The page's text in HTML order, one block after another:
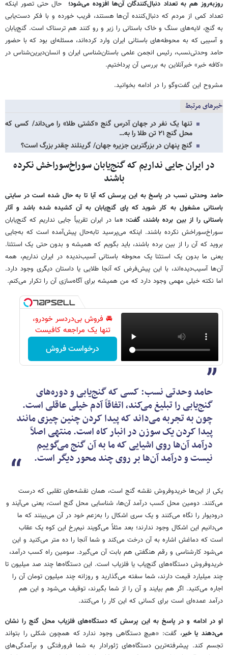
روزبه‌روز هم به تعداد دنبال‌کنندگان آن‌ها افزوده می‌شود؛ حال حتی تصور اینکه
تعداد کمی از مردم که دنبال‌کننده آن‌ها هستند، فریب خورده و با فکر دست‌یابی
به گنج، لایه‌های سنگ و خاک باستانی را زیر و رو کنند هم ترسناک است. گنج‌یابان
و آسیبی که به محوطه‌های باستانی ایران وارد کرده‌اند، مسئله‌ای بود که با حضور
حامد وحدتی‌نسب، رئیس انجمن علمی باستان‌شناسی ایران و انسان‌دیرین‌شناس در
«کافه خبر» خبرآنلاین به بررسی آن‌ پرداختیم.
مشروح این گفت‌وگو را در ادامه بخوانید.
خبرهای مرتبط
تنها یک نفر در جهان آدرس گنج «کشتی طلا» را می‌داند/ کسی که
محل گنج ۲۱ تن طلا را به…
گنج پنهان در بزرگترین جزیره جهان/ گرینلند چقدر بزرگ است؟
در ایران جایی نداریم که گنج‌یابان سوراخ‌سوراخش نکرده
باشند
حامد وحدتی نسب در پاسخ به این پرسش که آیا تا به حال شده است در سایتی
باستانی مشغول به کار شوید که پای گنج‌یابان به آن کشیده شده باشد و آثار
باستانی را از بین برده باشند، گفت: «ما در ایران تقریباً جایی نداریم که گنج‌یابان
سوراخ‌سوراخش نکرده باشند. اینکه می‌پرسید تابه‌حال پیش‌آمده است که به‌جایی
بروید که آن را از بین برده باشند، باید بگویم که همیشه و بدون حتی یک استثنا.
یعنی ما بدون یک استثنا یک محوطه باستانی آسیب‌ندیده در ایران نداریم، همه
آن‌ها آسیب‌دیده‌اند، با این پیش‌فرض که آنجا طلایی یا داستان دیگری وجود دارد.
اما نکته خیلی مهمی وجود دارد که من همیشه برای آگاه‌سازی آن را تکرار می‌کنم.
🚘 فروش بی‌دردسر خودرو،
تنها یک مراجعه کافیست
درخواست فروش
حامد وحدتی نسب: کسی که گنج‌یابی و دوره‌های
گنج‌یابی را تبلیغ می‌کند، اتفاقاً آدم خیلی عاقلی است.
چون به تجربه می‌داند که پیدا کردن چنین چیزی مانند
پیدا کردن یک سوزن در انبار کاه است. منتهی اصلاً
درآمد آن‌ها روی اشیایی که ما به آن گنج می‌گوییم
نیست و درآمد آن‌ها بر روی چند محور دیگر است.
یکی از این‌ها خریدوفروش نقشه گنج است، همان نقشه‌های تقلبی که درست
می‌کنند. دومین محل کسب درآمد آن‌ها، شناسایی محل گنج است، یعنی می‌آیند و
درودیوار را نگاه می‌کنند و یک سری اشکال را به‌زعم خود در آن می‌بینند که ما
می‌دانیم این اشکال وجود ندارند؛ بعد مثلاً می‌گویند نیم‌رخ این کوه یک عقاب
است که دماغش اشاره به آن درخت می‌کند و شما آنجا را ده متر می‌کنید و این
می‌شود کارشناسی و رقم هنگفتی هم بابت آن می‌گیرد. سومین راه کسب درآمد،
خریدوفروش دستگاه‌های گنج‌یاب یا فلزیاب است. این دستگاه‌ها چند صد میلیون تا
چند میلیارد قیمت دارند، شما سفته می‌گذارید و روزانه چند میلیون تومان آن را
اجاره می‌کنید. اگر هم بیایند و آن را از شما بگیرند، توقیف می‌شود و این هم
درآمد عمده‌ای است برای کسانی که این کار را می‌کنند.
او در ادامه و در پاسخ به این پرسش که دستگاه‌های فلزیاب محل گنج را نشان
می‌دهند یا خیر، گفت: «هیچ دستگاهی وجود ندارد که همچون شکلی را بتواند
تجسم کند. پیشرفته‌ترین دستگاه‌های ژئورادار به شما فرورفتگی و برآمدگی‌های